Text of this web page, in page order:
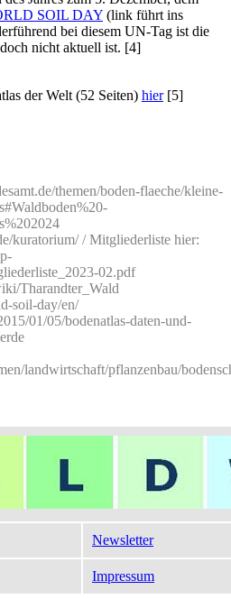
SOIL DAY (link führt ins
bei diesem UN-Tag ist die
nicht aktuell ist. [4]
der Welt (52 Seiten) hier[5]
themen/boden-flaeche/kleine-
kuratorium/ / Mitgliederliste hier:
02.pdf
Tharandter_Wald
soil-day/en/
01/05/bodenatlas-daten-und-
landwirtschaft/pflanzenbau/
News­letter
Impres­sum